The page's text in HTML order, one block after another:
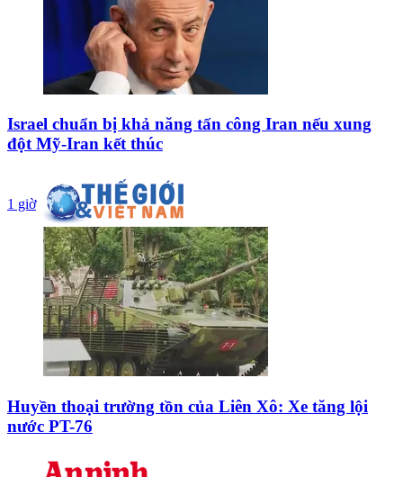
Israel chuẩn bị khả năng tấn công Iran nếu xung
đột Mỹ-Iran kết thúc
1 giờ
Huyền thoại trường tồn của Liên Xô: Xe tăng lội
nước PT-76